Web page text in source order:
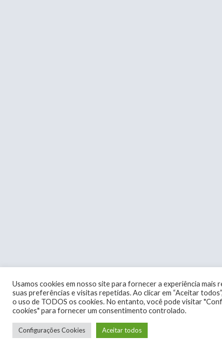
Usamos cookies em nosso site para fornecer a experiência mais
suas preferências e visitas repetidas. Ao clicar em “Aceitar
o uso de TODOS os cookies. No entanto, você pode visitar
cookies" para fornecer um consentimento controlado.
Configurações Cookies Aceitar todos